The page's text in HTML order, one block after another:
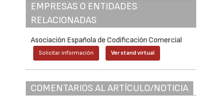
EMPRESAS O ENTIDADES
RELACIONADAS
Asociación Española de Codificación Comercial
Solicitar información Ver stand virtual
COMENTARIOS AL ARTÍCULO/NOTICIA